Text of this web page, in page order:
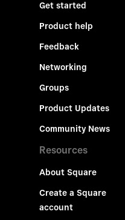
Get started
Product help
Feedback
Networking
Groups
Product Updates
Community News
Resources
About Square
Create a Square
account